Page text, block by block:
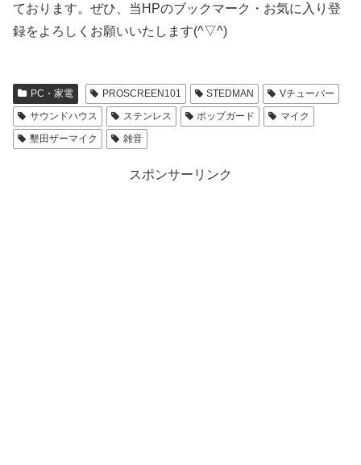
ております。ぜひ、当HPのブックマーク・お気に入り登
録をよろしくお願いいたします(^▽^)
PC・家電 PROSCREEN101 STEDMAN
Vチューバー
サウンドハウス
ステンレス ポップガード
マイク
墾田ザーマイク
雑音
スポンサーリンク